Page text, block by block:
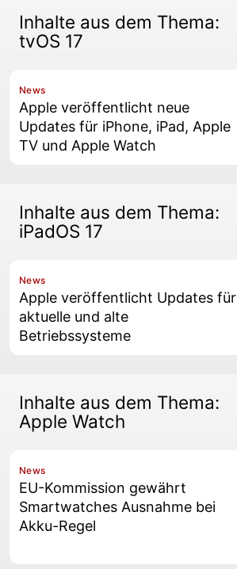
Inhalte aus dem Thema:
tvOS 17
News
Apple veröffentlicht neue
Updates für iPhone, iPad, Apple
TV und Apple Watch
Inhalte aus dem Thema:
iPadOS 17
News
Apple veröffentlicht Updates für
aktuelle und alte
Betriebssysteme
Inhalte aus dem Thema:
Apple Watch
News
EU-Kommission gewährt
Smartwatches Ausnahme bei
Akku-Regel